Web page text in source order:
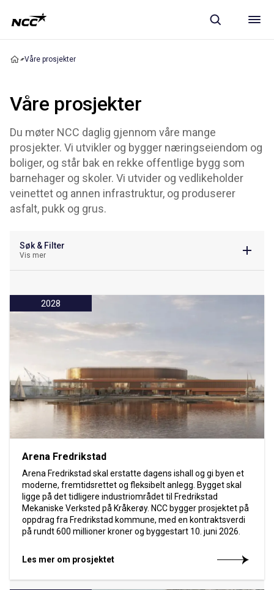
Våre prosjekter
Våre prosjekter
Du møter NCC daglig gjennom våre mange
prosjekter. Vi utvikler og bygger næringseiendom og
boliger, og står bak en rekke offentlige bygg som
barnehager og skoler. Vi utvider og vedlikeholder
veinettet og annen infrastruktur, og produserer
asfalt, pukk og grus.
Søk & Filter
Vis mer
2028
Arena Fredrikstad
Arena Fredrikstad skal erstatte dagens ishall og gi byen et
moderne, fremtidsrettet og fleksibelt anlegg. Bygget skal
ligge på det tidligere industriområdet til Fredrikstad
Mekaniske Verksted på Kråkerøy. NCC bygger prosjektet på
oppdrag fra Fredrikstad kommune, med en kontraktsverdi
på rundt 600 millioner kroner og byggestart 10. juni 2026.
Les mer om prosjektet